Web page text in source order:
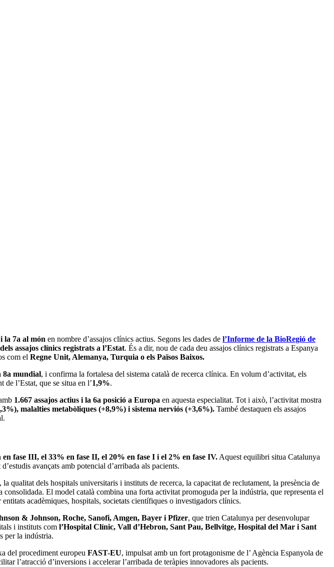
la 7a al món en nombre d’assajos clínics actius. Segons les dades de l’Informe de la BioRegió de
assajos clínics registrats a l’Estat. És a dir, nou de cada deu assajos clínics registrats a Espanya
com el Regne Unit, Alemanya, Turquia o els Països Baixos.
8a mundial, i confirma la fortalesa del sistema català de recerca clínica. En volum d’activitat, els
l’Estat, que se situa en l’1,9%.
1.667 assajos actius i la 6a posició a Europa en aquesta especialitat. Tot i això, l’activitat mostra
malalties metabòliques (+8,9%) i sistema nerviós (+3,6%). També destaquen els assajos
en fase III, el 33% en fase II, el 20% en fase I i el 2% en fase IV. Aquest equilibri situa Catalunya
avançats amb potencial d’arribada als pacients.
qualitat dels hospitals universitaris i instituts de recerca, la capacitat de reclutament, la presència de
El model català combina una forta activitat promoguda per la indústria, que representa el
entitats acadèmiques, hospitals, societats científiques o investigadors clínics.
& Johnson, Roche, Sanofi, Amgen, Bayer i Pfizer, que trien Catalunya per desenvolupar
i instituts com l’Hospital Clínic, Vall d’Hebron, Sant Pau, Bellvitge, Hospital del Mar i Sant
per la indústria.
del procediment europeu FAST-EU, impulsat amb un fort protagonisme de l’ Agència Espanyola de
l’atracció d’inversions i accelerar l’arribada de teràpies innovadores als pacients.